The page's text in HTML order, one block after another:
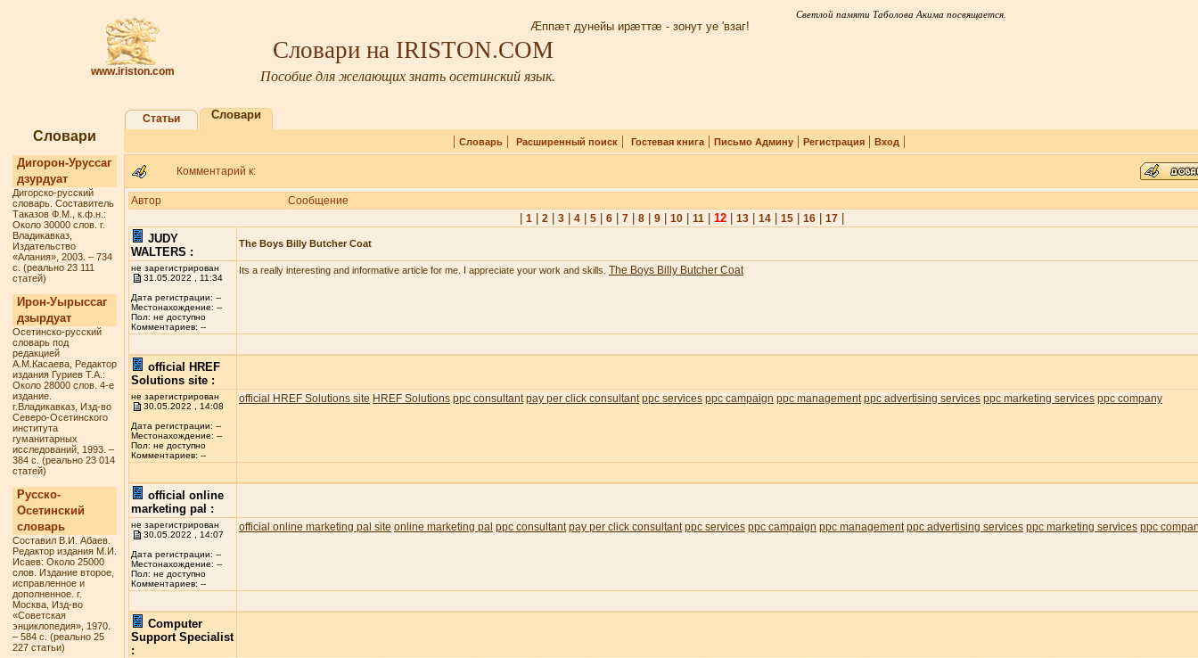
www.iriston.com
Светлой памяти Таболова Акима посвящается.
Æппæт дунейы ирæттæ - зонут уе 'взаг!
Словари на IRISTON.COM
Пособие для желающих знать осетинский язык.
Словари
Дигорон-Уруссаг
дзурдуат
Дигорско-русский
словарь. Составитель
Таказов Ф.М., к.ф.н.:
Около 30000 слов. г.
Владикавказ,
Издательство
«Алания», 2003. – 734
с. (реально 23 111
статей)
Ирон-Уырыссаг
дзырдуат
Осетинско-русский
словарь под
редакцией
А.М.Касаева, Редактор
издания Гуриев Т.А.:
Около 28000 слов. 4-е
издание.
г.Владикавказ, Изд-во
Северо-Осетинского
института
гуманитарных
исследований, 1993. –
384 с. (реально 23 014
статей)
Русско-
Осетинский
словарь
Составил В.И. Абаев.
Редактор издания М.И.
Исаев: Около 25000
слов. Издание второе,
исправленное и
дополненное. г.
Москва, Изд-во
«Советская
энциклопедия», 1970.
– 584 с. (реально 25
227 статьи)
Статьи Словари
| Словарь | Расширенный поиск | Гостевая книга | Письмо Админу | Регистрация | Вход |
Комментарий к:
Автор Сообщение
1 2 3 4 5 6 7 8 9 10 11 12 13 14 15 16 17
JUDY
WALTERS :
The Boys Billy Butcher Coat
не зарегистрирован
31.05.2022 , 11:34
Дата регистрации: --
Местонахождение: --
Пол: не доступно
Комментариев: --
Its a really interesting and informative article for me. I appreciate your work and skills. The Boys Billy Butcher Coat
official HREF
Solutions site :
не зарегистрирован
30.05.2022 , 14:08
Дата регистрации: --
Местонахождение: --
Пол: не доступно
Комментариев: --
official HREF Solutions site HREF Solutions ppc consultant pay per click consultant ppc services ppc campaign ppc management ppc advertising services ppc marketing services ppc company
official online
marketing pal :
не зарегистрирован
30.05.2022 , 14:07
Дата регистрации: --
Местонахождение: --
Пол: не доступно
Комментариев: --
official online marketing pal site online marketing pal ppc consultant pay per click consultant ppc services ppc campaign ppc management ppc advertising services ppc marketing services ppc
Computer
Support Specialist
: